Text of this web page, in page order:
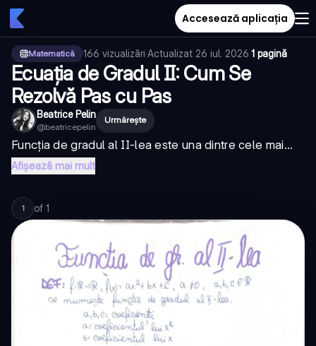
Accesează aplicația
Matematică 166 vizualizări·Actualizat 26 iul. 2026·1 pagină
Ecuația de Gradul II: Cum Se
Rezolvă Pas cu Pas
Beatrice Pelin
@beatricepelin
Urmărește
Funcția de gradul al II-lea este una dintre cele mai...
Afișează mai mult
1 of 1